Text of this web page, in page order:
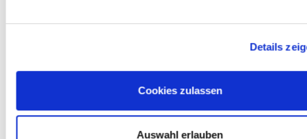
Details
Cookies zulassen
Auswahl erlauben